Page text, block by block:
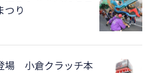
り
場 小倉クラッチ本